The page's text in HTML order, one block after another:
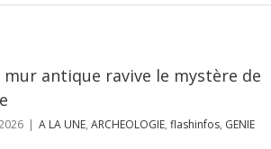
mur antique ravive le mystère de
| A LA UNE, ARCHEOLOGIE, flashinfos, GENIE